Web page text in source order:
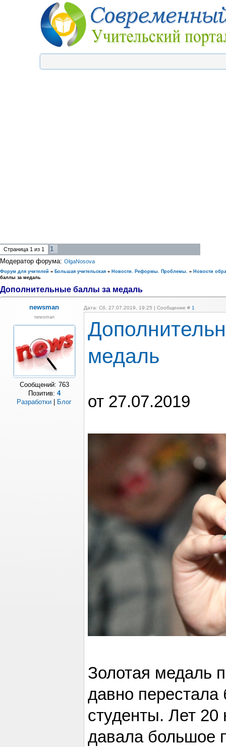
Страница 1 из 1
1
Модератор форума: OlgaNosova
Форум для учителей » Большая учительская » Новости. Реформы. Проблемы. » Новости
баллы за медаль
Дополнительные баллы за медаль
newsman Дата: Сб, 27.07.2019, 19:25 | Сообщение # 1
newsman
Сообщений: 763
Позитив: 4
Разработки
Блог
медаль
от 27.07.2019
Золотая медаль
давно перестала
студенты. Лет
давала большое